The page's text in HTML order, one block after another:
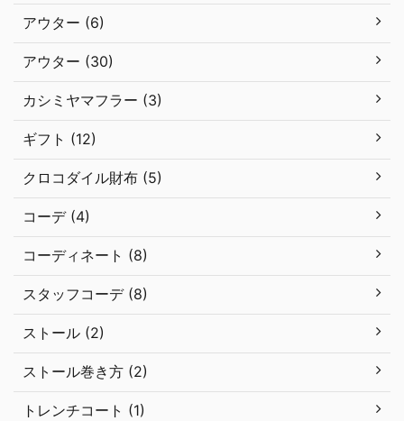
アウター (6)
アウター (30)
カシミヤマフラー (3)
ギフト (12)
クロコダイル財布 (5)
コーデ (4)
コーディネート (8)
スタッフコーデ (8)
ストール (2)
ストール巻き方 (2)
トレンチコート (1)